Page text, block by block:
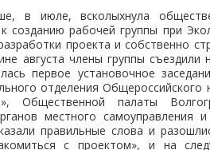
в июле, всколыхнула
созданию рабочей группы при
проекта и собственно
августа члены группы съездили
первое установочное
отделения Общероссийского
Общественной палаты
местного самоуправления
правильные слова и
с проектом», и на